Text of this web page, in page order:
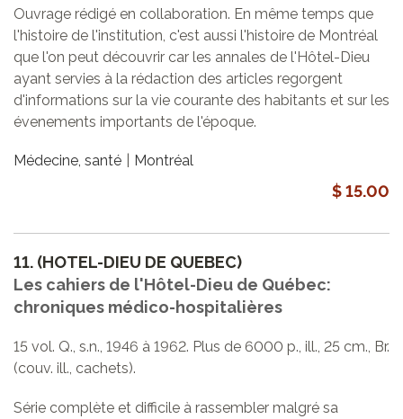
Ouvrage rédigé en collaboration. En même temps que
l'histoire de l'institution, c'est aussi l'histoire de Montréal
que l'on peut découvrir car les annales de l'Hôtel-Dieu
ayant servies à la rédaction des articles regorgent
d'informations sur la vie courante des habitants et sur les
évenements importants de l'époque.
Médecine, santé Montréal
$ 15.00
11. (HOTEL-DIEU DE QUEBEC)
Les cahiers de l'Hôtel-Dieu de Québec:
chroniques médico-hospitalières
15 vol. Q., s.n., 1946 à 1962. Plus de 6000 p., ill., 25 cm., Br.
(couv. ill., cachets).
Série complète et difficile à rassembler malgré sa